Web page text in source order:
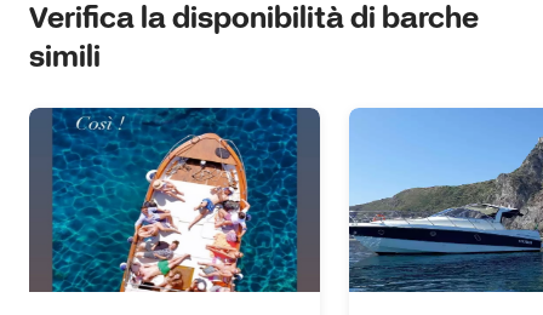
Verifica la disponibilità di barche
simili